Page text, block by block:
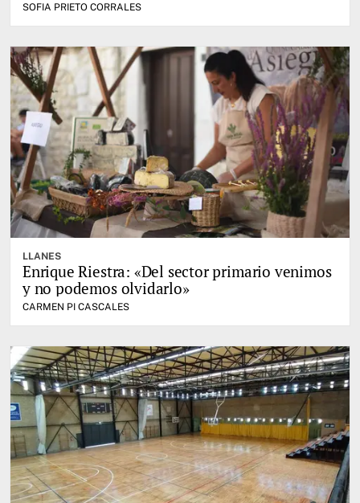
SOFIA PRIETO CORRALES
LLANES
Enrique Riestra: «Del sector primario venimos
y no podemos olvidarlo»
CARMEN PI CASCALES